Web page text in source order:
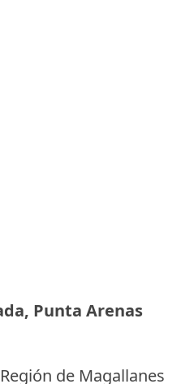
Punta Arenas
de Magallanes